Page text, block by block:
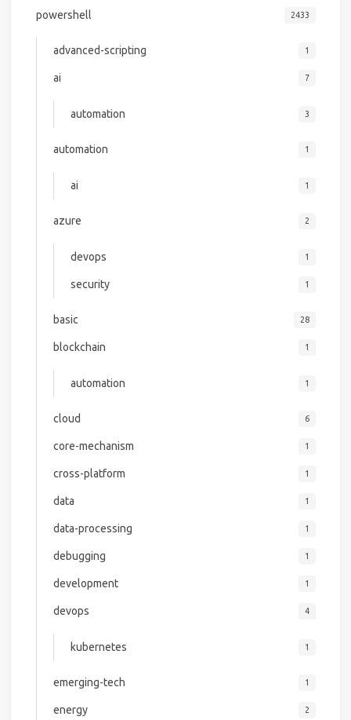
powershell 2433
advanced-scripting 1
ai 7
automation 3
automation 1
ai 1
azure 2
devops 1
security 1
basic 28
blockchain 1
automation 1
cloud 6
core-mechanism 1
cross-platform 1
data 1
data-processing 1
debugging 1
development 1
devops 4
kubernetes 1
emerging-tech 1
energy 2